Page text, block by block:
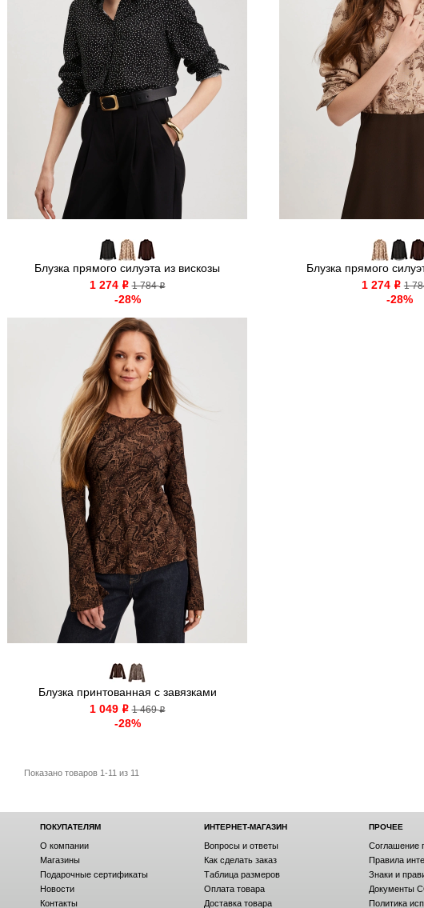
Блузка прямого силуэта из вискозы
1 274 o 1 784o
-28%
Блузка прямого
1 274 o 1
-28%
Блузка принтованная с завязками
1 049 o 1 469o
-28%
Показано товаров 1-11 из 11
ПОКУПАТЕЛЯМ
О компании
Магазины
Подарочные сертификаты
Новости
Контакты
ИНТЕРНЕТ-МАГАЗИН
Вопросы и ответы
Как сделать заказ
Таблица размеров
Оплата товара
Доставка товара
ПРОЧЕЕ
Соглашение
Правила
Знаки и
Документы
Политика